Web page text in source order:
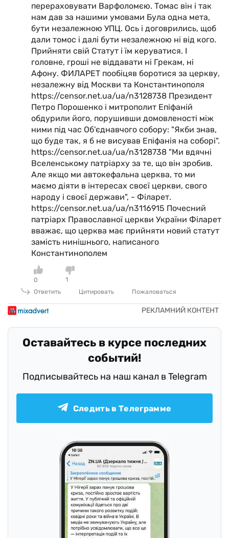
перераховувати Варфоломєю. Томас він і так
нам дав за нашими умовами Була одна мета,
бути незалежною УПЦ. Ось і договрились, щоб
дали томос і далі бути незалежною ні від кого.
Прийняти свій Статут і їм керуватися. І
головне, гроші не віддавати ні Грекам, ні
Афону. ФИЛАРЕТ пообіцяв боротися за церкву,
незалежну від Москви та Константинополя
https://censor.net.ua/ua/n3128738 Президент
Петро Порошенко і митрополит Епіфаній
обдурили його, порушивши домовленості між
ними під час Об'єднавчого собору: "Якби знав,
що буде так, я б не висував Епіфанія на соборі".
https://censor.net.ua/ua/n3128738 "Ми вдячні
Вселенському патріарху за те, що він зробив.
Але якщо ми автокефальна церква, то ми
маємо діяти в інтересах своєї церкви, свого
народу і своєї держави", - Філарет.
https://censor.net.ua/ua/n3116915 Почесний
патріарх Православної церкви України Філарет
вважає, що церква має прийняти новий статут
замість нинішнього, написаного
Константинополем
0
1
Ответить
Цитировать Пожаловаться
Оставайтесь в курсе последних
событий!
Подписывайтесь на наш канал в Telegram
Следить в Телеграмме